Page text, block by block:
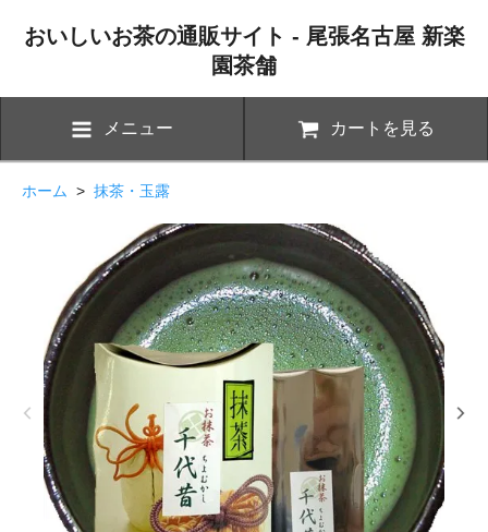
おいしいお茶の通販サイト - 尾張名古屋 新楽
園茶舗
メニュー カートを見る
ホーム > 抹茶・玉露